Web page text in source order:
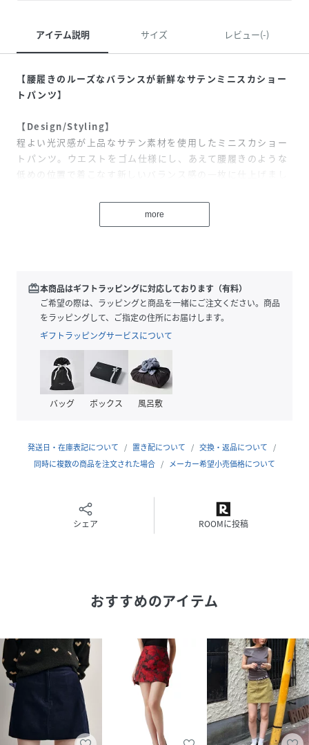
アイテム説明 サイズ レビュー(-)
【腰履きのルーズなバランスが新鮮なサテンミニスカショー
トパンツ】
【Design/Styling】
程よい光沢感が上品なサテン素材を使用したミニスカショー
トパンツ。ウエストをゴム仕様にし、あえて腰履きのような
低めの位置で着こなす新しいバランス感の一枚に仕上げまし
を両立したデザインが魅力です。
透け感;なし
裏地;なし
伸縮性;なし
光沢感;あり
生地の厚さ;普通
※照明の関係により、実際よりも色味が違って見える場合が
と画像のカラーが異なる場合もございます。予めご了承くだ
レディース
原産国
素材 ポリエステル100%
サイズ 0[00]、1[01]
RV2469_LWFP262180
more
redeem本商品はギフトラッピングに対応しております（有料）
ご希望の際は、ラッピングと商品を一緒にご注文ください。商品
をラッピングして、ご指定の住所にお届けします。
ギフトラッピングサービスについて
バッグ ボックス 風呂敷
発送日・在庫表記について 置き配について
交換・返品について
同時に複数の商品を注文された場合
メーカー希望小売価格について
シェア ROOMに投稿
おすすめのアイテム